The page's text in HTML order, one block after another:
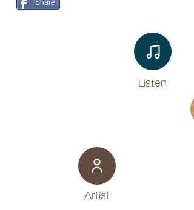
Share
Listen​
​Artist